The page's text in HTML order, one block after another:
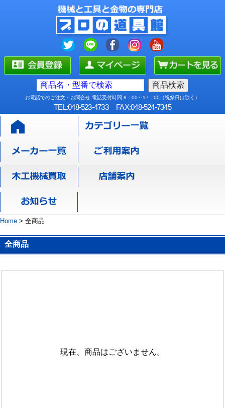
お電話でのご注文・お問合せ 電話受付時間 8：00～17：00（祝祭日は除く）
TEL:048-523-4733 FAX:048-524-7345
Home > 全商品
全商品
現在、商品はございません。